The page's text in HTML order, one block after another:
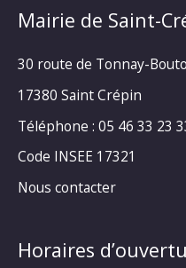
Mairie de Saint-
30 route de Tonnay-
17380 Saint Crépin
Téléphone : 05 46 33 23
Code INSEE 17321
Nous contacter
Horaires